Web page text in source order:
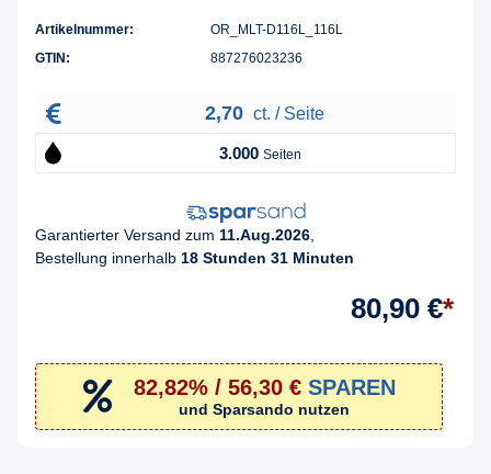
Artikelnummer:
OR_MLT-D116L_116L
GTIN:
887276023236
2,70 ct. / Seite
3.000 Seiten
Garantierter Versand zum 11.Aug.2026
Bestellung innerhalb 18 Stunden 31 Minuten
80,90 €*
82,82% / 56,30 € SPAREN
und Sparsando nutzen